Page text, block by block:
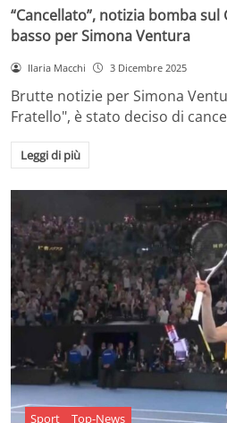
“Cancellato”, notizia bomba
basso per Simona Ventura
Ilaria Macchi 3 Dicembre 2025
Brutte notizie per Simona
Fratello", è stato deciso di
Leggi di più
Sport Top-News